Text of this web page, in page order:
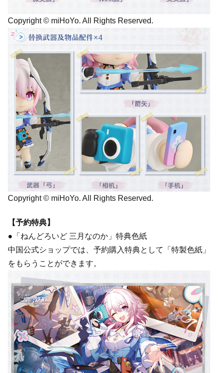
Copyright © miHoYo. All Rights Reserved.
Copyright © miHoYo. All Rights Reserved.
【予約特典】
●「ねんどろいど 三月なのか」特典色紙
中国公式ショップでは、予約購入特典として「特製色紙」
をもらうことができます。